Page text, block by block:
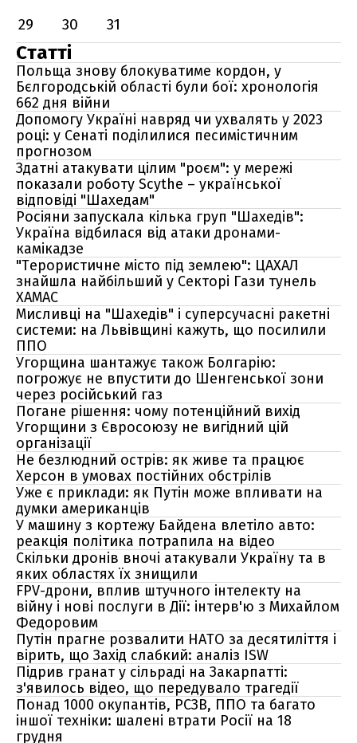
29
30 31
Статті
Польща знову блокуватиме кордон, у
Бєлгородській області були бої: хронологія
662 дня війни
Допомогу Україні навряд чи ухвалять у 2023
році: у Сенаті поділилися песимістичним
прогнозом
Здатні атакувати цілим "роєм": у мережі
показали роботу Scythe – української
відповіді "Шахедам"
Росіяни запускала кілька груп "Шахедів":
Україна відбилася від атаки дронами-
камікадзе
"Терористичне місто під землею": ЦАХАЛ
знайшла найбільший у Секторі Гази тунель
ХАМАС
Мисливці на "Шахедів" і суперсучасні ракетні
системи: на Львівщині кажуть, що посилили
ППО
Угорщина шантажує також Болгарію:
погрожує не впустити до Шенгенської зони
через російський газ
Погане рішення: чому потенційний вихід
Угорщини з Євросоюзу не вигідний цій
організації
Не безлюдний острів: як живе та працює
Херсон в умовах постійних обстрілів
Уже є приклади: як Путін може впливати на
думки американців
У машину з кортежу Байдена влетіло авто:
реакція політика потрапила на відео
Скільки дронів вночі атакували Україну та в
яких областях їх знищили
FPV-дрони, вплив штучного інтелекту на
війну і нові послуги в Дії: інтерв'ю з Михайлом
Федоровим
Путін прагне розвалити НАТО за десятиліття і
вірить, що Захід слабкий: аналіз ISW
Підрив гранат у сільраді на Закарпатті:
з'явилось відео, що передувало трагедії
Понад 1000 окупантів, РСЗВ, ППО та багато
іншої техніки: шалені втрати Росії на 18
грудня